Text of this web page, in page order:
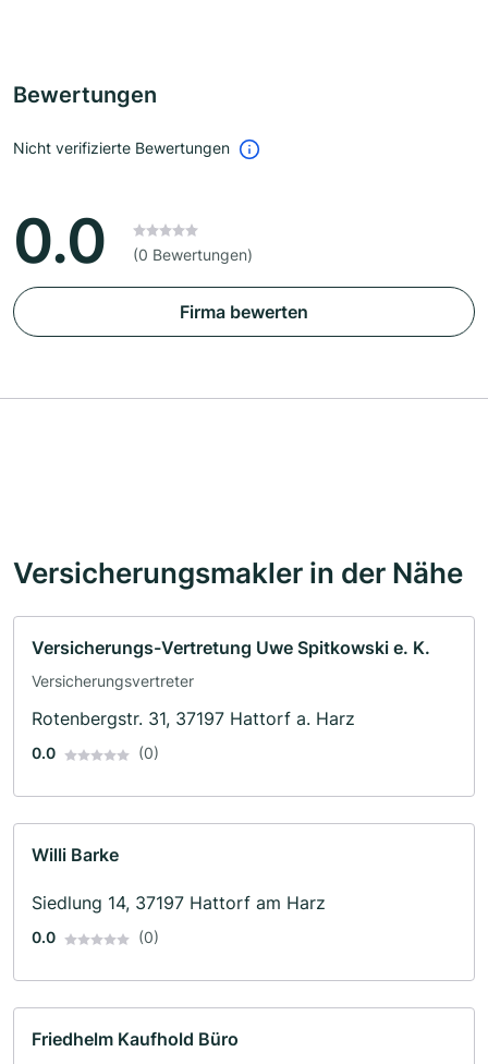
Bewertungen
Nicht verifizierte Bewertungen
0.0 (0 Bewertungen)
Firma bewerten
Versicherungsmakler in der Nähe
Versicherungs-Vertretung Uwe Spitkowski e. K.
Versicherungsvertreter
Rotenbergstr. 31, 37197 Hattorf a. Harz
0.0 (0)
Willi Barke
Siedlung 14, 37197 Hattorf am Harz
0.0 (0)
Friedhelm Kaufhold Büro